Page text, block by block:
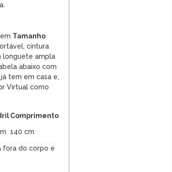
Tamanho
cintura
longuete ampla
abaixo com
tem em casa e,
Virtual como
Comprimento
140 cm
fora do corpo e